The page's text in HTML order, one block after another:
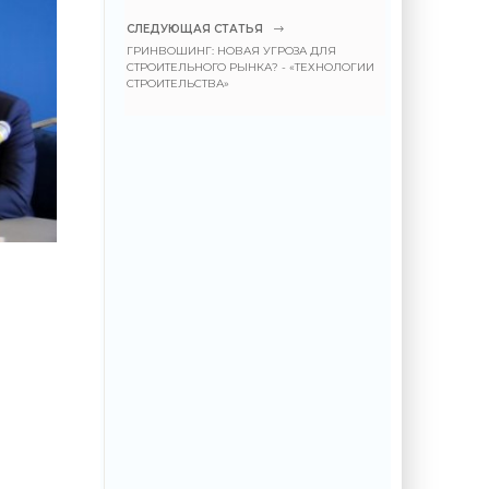
СЛЕДУЮЩАЯ СТАТЬЯ
ГРИНВОШИНГ: НОВАЯ УГРОЗА ДЛЯ
СТРОИТЕЛЬНОГО РЫНКА? - «ТЕХНОЛОГИИ
СТРОИТЕЛЬСТВА»